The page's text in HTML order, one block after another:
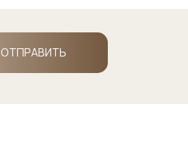
ОТПРАВИТЬ